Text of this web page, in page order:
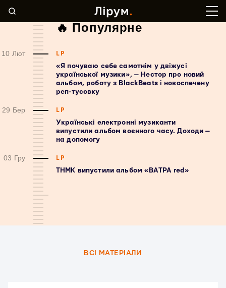
🔥 Популярне
10 Лют LP
«Я почуваю себе самотнім у двіжусі
української музики», — Нестор про новий
альбом, роботу з BlackBeats і новоспечену
реп-тусовку
29 Бер LP
Українські електронні музиканти
випустили альбом воєнного часу. Доходи —
на допомогу
03 Гру LP
ТНМК випустили альбом «ВАТРА red»
ВСI МАТЕРІАЛИ